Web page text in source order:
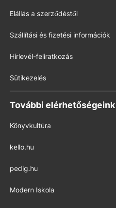
Elállás a szerződéstől
Szállítási és fizetési információk
Hírlevél-feliratkozás
Sütikezelés
További elérhetőségeink
Könyvkultúra
kello.hu
pedig.hu
Modern Iskola